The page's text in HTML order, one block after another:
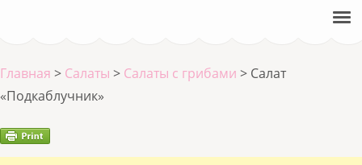
Главная > Салаты > Салаты с грибами > Салат
«Подкаблучник»